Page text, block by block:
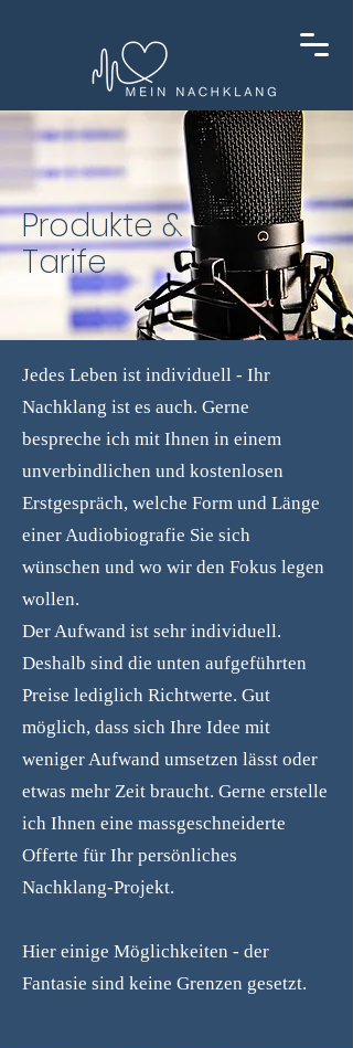
Produkte &
Tarife
Jedes Leben ist individuell - Ihr
Nachklang ist es auch. Gerne
bespreche ich mit Ihnen in einem
unverbindlichen und kostenlosen
Erstgespräch, welche Form und Länge
einer Audiobiografie Sie sich
wünschen und wo wir den Fokus legen
wollen.
Der Aufwand ist sehr individuell.
Deshalb sind die unten aufgeführten
Preise lediglich Richtwerte. Gut
möglich, dass sich Ihre Idee mit
weniger Aufwand umsetzen lässt oder
etwas mehr Zeit braucht. Gerne erstelle
ich Ihnen eine massgeschneiderte
Offerte für Ihr persönliches
Nachklang-Projekt.
Hier einige Möglichkeiten - der
Fantasie sind keine Grenzen gesetzt.